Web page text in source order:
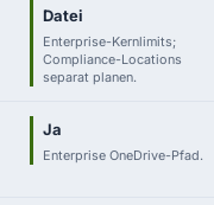
Datei
Enterprise-Kernlimits;
Compliance-Locations
separat planen.
Ja
Enterprise OneDrive-Pfad.